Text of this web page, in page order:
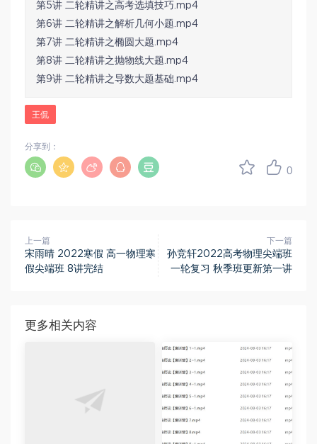
第5讲 二轮精讲之高考选填技巧.mp4
第6讲 二轮精讲之解析几何小题.mp4
第7讲 二轮精讲之椭圆大题.mp4
第8讲 二轮精讲之抛物线大题.mp4
第9讲 二轮精讲之导数大题基础.mp4
王侃
0
分享到：
上一篇
宋雨晴 2022寒假 高一物理寒
假尖端班 8讲完结
下一篇
孙竞轩2022高考物理尖端班
一轮复习 秋季班更新第一讲
更多相关内容